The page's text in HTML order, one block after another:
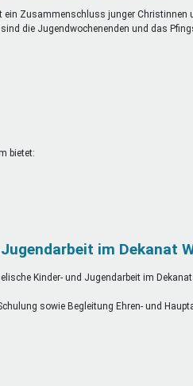
ein Zusammenschluss junger Christinnen
die Jugendwochenenden und das
bietet:
im Dekanat
Kinder- und Jugendarbeit im
sowie Begleitung Ehren- und